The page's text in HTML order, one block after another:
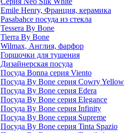
Emile Henry, Франция, керамика
Pasabahce посуда из стекла
Tessera By Bone
Tierra By Bone
Wilmax, Англия, фарфор
Горшочки для тушения
Дизайнерская посуда
Посуда Bonna серия Viento
Посуда By Bone серия Cowry Yellow
Посуда By Bone серия Edera
Посуда By Bone серия Elegance
Посуда By Bone серия Infinity
Посуда By Bone серия Supreme
Посуда By Bone серия Tinta Spazio